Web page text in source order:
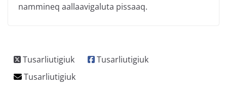
nammineq aallaavigaluta pissaaq.